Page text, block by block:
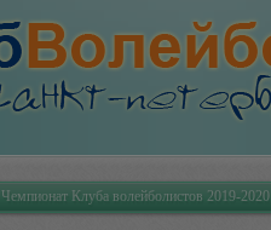
Чемпионат Клуба волейболистов 2019-2020